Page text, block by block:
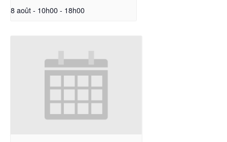
8 août - 10h00- 18h00